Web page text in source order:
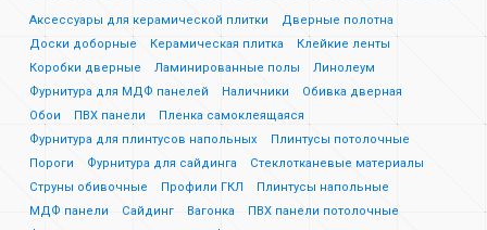
Аксессуары для керамической плитки
Дверные полотна
Доски доборные
Керамическая плитка
Клейкие ленты
Коробки дверные
Ламинированные полы
Линолеум
Фурнитура для МДФ панелей
Наличники
Обивка дверная
Обои
ПВХ панели
Пленка самоклеящаяся
Фурнитура для плинтусов напольных
Плинтусы потолочные
Пороги
Фурнитура для сайдинга
Стеклотканевые материалы
Струны обивочные
Профили ГКЛ
Плинтусы напольные
МДФ панели
Сайдинг Вагонка
ПВХ панели потолочные